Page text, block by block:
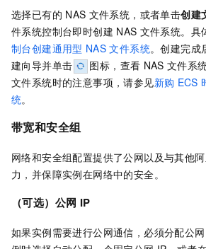
选择已有的 NAS 文件系统，或者单击创建
件系统控制台即时创建 NAS 文件系统。具
制台创建通用型 NAS 文件系统。创建完成
建向导并单击
图标，查看 NAS 文件系
文件系统时的注意事项，请参见新购 ECS
统。
带宽和安全组
网络和安全组配置提供了公网以及与其他
力，并保障实例在网络中的安全。
（可选）公网 IP
如果实例需要进行公网通信，必须分配公网